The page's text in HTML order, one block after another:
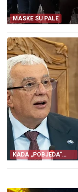
MASKE SU PALE
KADA „POBJEDA”
POHVALI